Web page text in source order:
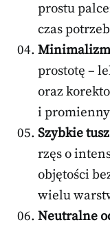
prostu
czas
prostotę –
oraz
i
Szybkie
rzęs o
objętości
wielu
Neutralne